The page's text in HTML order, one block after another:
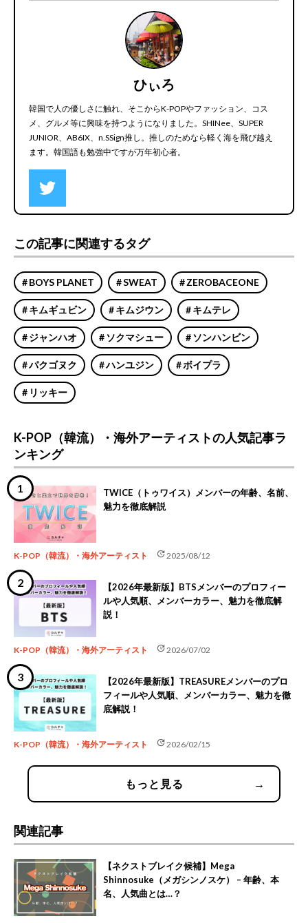
ひぃろ
韓国で人の優しさに触れ、そこからK-POPやファッション、コス
メ、グルメ等に興味を持つようになりました。SHINee、SUPER
JUNIOR、AB6IX、n.SSign推し。推しのためなら軽く海を飛び越え
ます。韓国語も勉強中ですが万年初心者。
この記事に関連するタグ
BOYS PLANET SWEAT ZEROBACEONE
キムギュビン キムジウン キムテレ
ジャンハオ ソクマシュー ソンハンビン
パクゴヌク ハンユジン ボイプラ
リッキー
K-POP（韓流）・海外アーティストの人気記事ラ
ンキング
TWICE（トゥワイス）メンバーの年齢、名前、
魅力を徹底解説
K-POP（韓流）・海外アーティスト update2025/08/12
【2026年最新版】BTSメンバーのプロフィー
ルや人気順、メンバーカラー、魅力を徹底解
説！
K-POP（韓流）・海外アーティスト update2026/07/02
【2026年最新版】TREASUREメンバーのプロ
フィールや人気順、メンバーカラー、魅力を徹
底解説！
K-POP（韓流）・海外アーティスト update2026/02/15
もっと見る →
関連記事
【ネクストブレイク候補】Mega
Shinnosuke（メガシンノスケ） – 年齢、本
名、人気曲とは…？